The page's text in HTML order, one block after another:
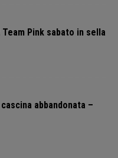
Pink sabato in sella
abbandonata –